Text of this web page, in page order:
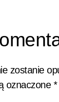
zostanie
oznaczone *